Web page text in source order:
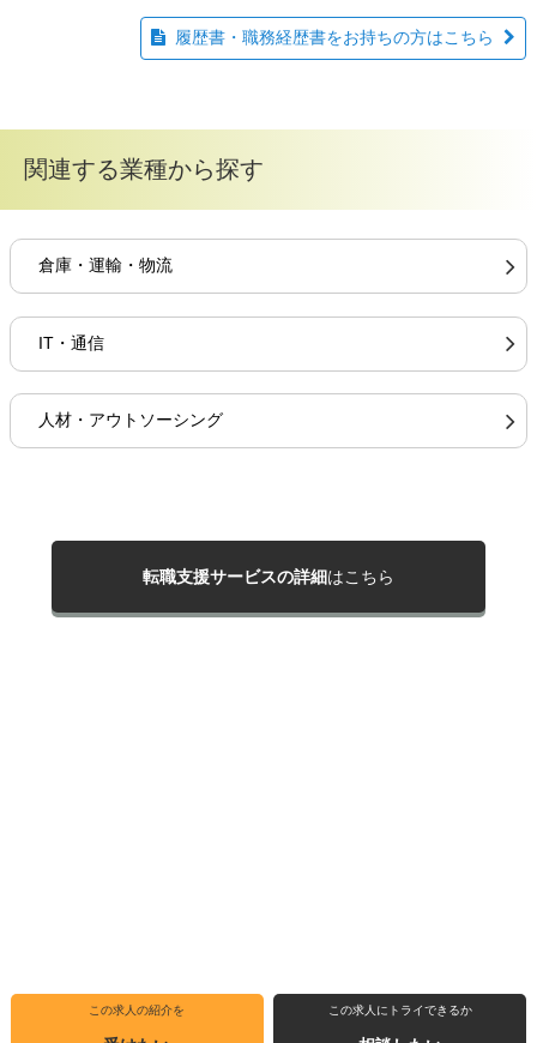
この求人の紹介を この求人にトライできるか
履歴書・職務経歴書をお持ちの方はこちら
関連する業種から探す
倉庫・運輸・物流
IT・通信
人材・アウトソーシング
転職支援サービスの詳細はこちら